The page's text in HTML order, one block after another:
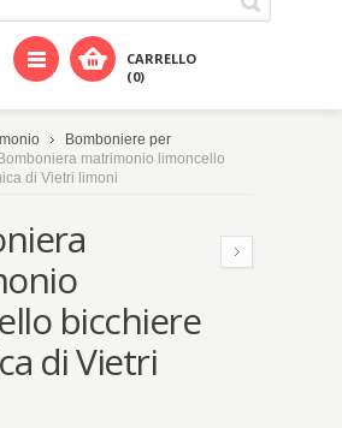
CARRELLO
(0)
Bomboniere per
Bomboniera matrimonio limoncello
di Vietri limoni
bicchiere
di Vietri